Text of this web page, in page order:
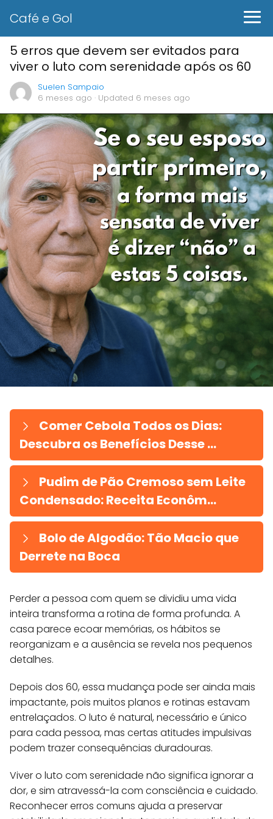
Café e Gol
5 erros que devem ser evitados para
viver o luto com serenidade após os 60
Suelen Sampaio
6 meses ago · Updated 6 meses ago
Comer Cebola Todos os Dias:
Descubra os Benefícios Desse ...
Pudim de Pão Cremoso sem Leite
Condensado: Receita Econôm...
Bolo de Algodão: Tão Macio que
Derrete na Boca
Perder a pessoa com quem se dividiu uma vida
inteira transforma a rotina de forma profunda. A
casa parece ecoar memórias, os hábitos se
reorganizam e a ausência se revela nos pequenos
detalhes.
Depois dos 60, essa mudança pode ser ainda mais
impactante, pois muitos planos e rotinas estavam
entrelaçados. O luto é natural, necessário e único
para cada pessoa, mas certas atitudes impulsivas
podem trazer consequências duradouras.
Viver o luto com serenidade não significa ignorar a
dor, e sim atravessá-la com consciência e cuidado.
Reconhecer erros comuns ajuda a preservar